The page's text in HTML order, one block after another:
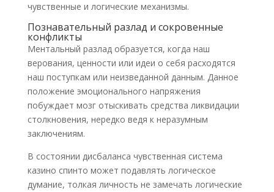
чувственные и логические механизмы.
Познавательный разлад и сокровенные
конфликты
Ментальный разлад образуется, когда наш
верования, ценности или идеи о себя расходятся
наш поступкам или неизведанной данным. Данное
положение эмоционального напряжения
побуждает мозг отыскивать средства ликвидации
столкновения, нередко ведя к неразумным
заключениям.
В состоянии дисбаланса чувственная система
казино спинто может подавлять логическое
думание, толкая личность не замечать логические